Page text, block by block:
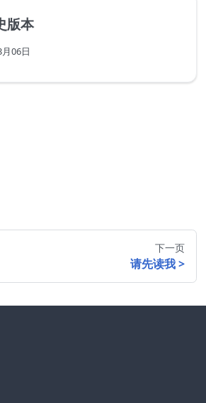
版本
06日
下一页
请先读我